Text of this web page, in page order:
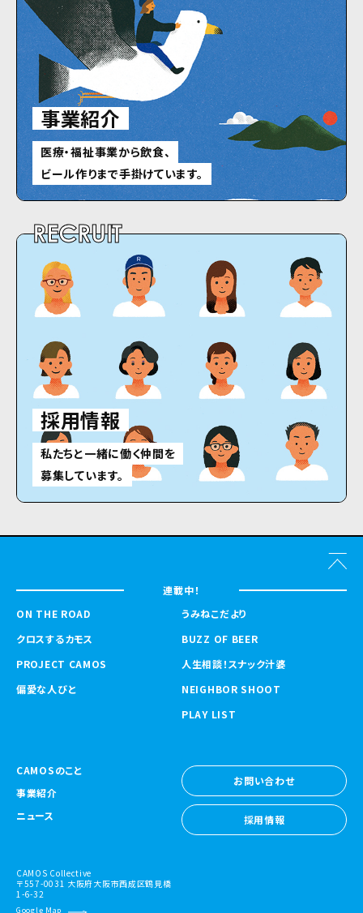
事業紹介
医療・福祉事業から飲食、
ビール作りまで手掛けています。
RECRUIT
採用情報
私たちと一緒に働く仲間を
募集しています。
連載中！
ON THE ROAD
クロスするカモス
PROJECT CAMOS
偏愛な人びと
うみねこだより
BUZZ OF BEER
人生相談！スナック汁婆
NEIGHBOR SHOOT
PLAY LIST
CAMOSのこと
事業紹介
ニュース
お問い合わせ
お問い合わせ
採用情報
CAMOS Collective
〒557-0031 大阪府大阪市西成区鶴見橋
1-6-32
Google Map